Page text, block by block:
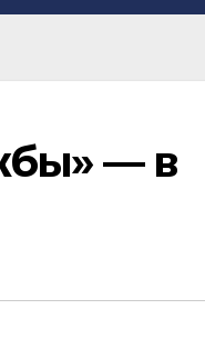
— в